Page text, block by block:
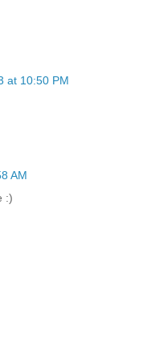
at 10:50 PM
AM
:)